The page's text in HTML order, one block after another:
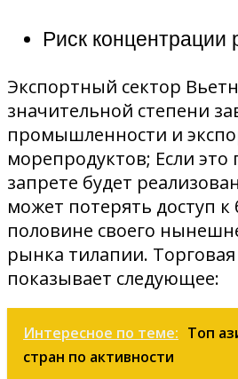
Риск концентрации
Экспортный сектор
значительной степени
промышленности и
морепродуктов; Если
запрете будет
может потерять доступ к
половине своего
рынка тилапии. Торговая
показывает следующее:
Интересное по теме: Топ
стран по активности